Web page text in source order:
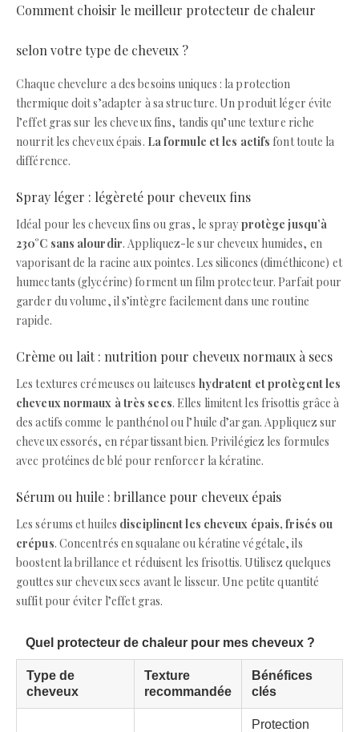
Comment choisir le meilleur protecteur de chaleur
selon votre type de cheveux ?
Chaque chevelure a des besoins uniques : la protection
thermique doit s’adapter à sa structure. Un produit léger évite
l’effet gras sur les cheveux fins, tandis qu’une texture riche
nourrit les cheveux épais. La formule et les actifs font toute la
différence.
Spray léger : légèreté pour cheveux fins
Idéal pour les cheveux fins ou gras, le spray protège jusqu’à
230°C sans alourdir. Appliquez-le sur cheveux humides, en
vaporisant de la racine aux pointes. Les silicones (diméthicone) et
humectants (glycérine) forment un film protecteur. Parfait pour
garder du volume, il s’intègre facilement dans une routine
rapide.
Crème ou lait : nutrition pour cheveux normaux à secs
Les textures crémeuses ou laiteuses hydratent et protègent les
cheveux normaux à très secs. Elles limitent les frisottis grâce à
des actifs comme le panthénol ou l’huile d’argan. Appliquez sur
cheveux essorés, en répartissant bien. Privilégiez les formules
avec protéines de blé pour renforcer la kératine.
Sérum ou huile : brillance pour cheveux épais
Les sérums et huiles disciplinent les cheveux épais, frisés ou
crépus. Concentrés en squalane ou kératine végétale, ils
boostent la brillance et réduisent les frisottis. Utilisez quelques
gouttes sur cheveux secs avant le lisseur. Une petite quantité
suffit pour éviter l’effet gras.
Quel protecteur de chaleur pour mes cheveux ?
Type de
cheveux
Texture
recommandée
Bénéfices
clés
Protection